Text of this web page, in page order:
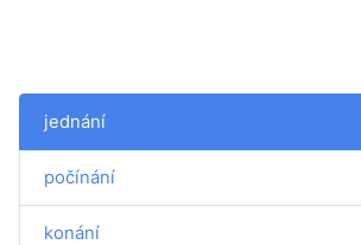
jednání
počínání
konání